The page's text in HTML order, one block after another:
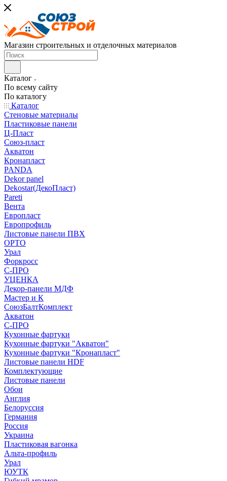
Магазин строительных и отделочных материалов
Каталог
По всему сайту
По каталогу
Каталог
Стеновые материалы
Пластиковые панели
Ц-Пласт
Союз-пласт
Акватон
Кронапласт
PANDA
Dekor panel
Dekostar(ДекоПласт)
Pareti
Вента
Европласт
Европрофиль
Листовые панели ПВХ
ОРТО
Урал
Форкросс
С-ПРО
УЦЕНКА
Декор-панели МДФ
Мастер и К
СоюзБалтКомплект
Акватон
С-ПРО
Кухонные фартуки
Кухонные фартуки "Акватон"
Кухонные фартуки "Кронапласт"
Листовые панели HDF
Комплектующие
Листовые панели
Обои
Англия
Белоруссия
Германия
Россия
Украина
Пластиковая вагонка
Альта-профиль
Урал
ЮУТК